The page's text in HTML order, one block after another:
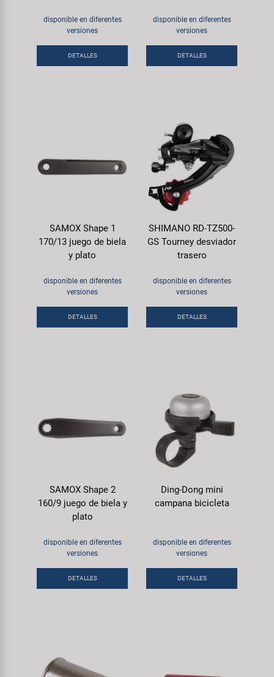
disponible en diferentes
versiones
DETALLES
disponible en diferentes
versiones
DETALLES
SAMOX Shape 1
170/13 juego de biela
y plato
disponible en diferentes
versiones
DETALLES
SHIMANO RD-TZ500-
GS Tourney desviador
trasero
disponible en diferentes
versiones
DETALLES
SAMOX Shape 2
160/9 juego de biela y
plato
disponible en diferentes
versiones
DETALLES
Ding-Dong mini
campana bicicleta
disponible en diferentes
versiones
DETALLES